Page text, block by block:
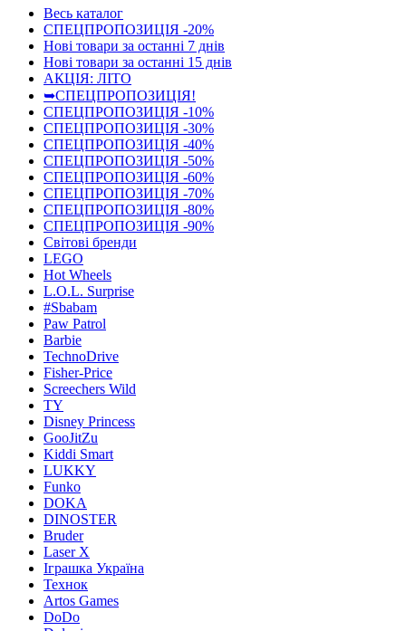
Весь каталог
СПЕЦПРОПОЗИЦІЯ -20%
Нові товари за останнi 7 днiв
Нові товари за останнi 15 днiв
АКЦІЯ: ЛІТО
➥СПЕЦПРОПОЗИЦІЯ!
СПЕЦПРОПОЗИЦІЯ -10%
СПЕЦПРОПОЗИЦІЯ -30%
СПЕЦПРОПОЗИЦІЯ -40%
СПЕЦПРОПОЗИЦІЯ -50%
СПЕЦПРОПОЗИЦІЯ -60%
СПЕЦПРОПОЗИЦІЯ -70%
СПЕЦПРОПОЗИЦІЯ -80%
СПЕЦПРОПОЗИЦІЯ -90%
Світові бренди
LEGO
Hot Wheels
L.O.L. Surprise
#Sbabam
Paw Patrol
Barbie
TechnoDrive
Fisher-Price
Screechers Wild
TY
Disney Princess
GooJitZu
Kiddi Smart
LUKKY
Funko
DOKA
DINOSTER
Bruder
Laser X
Іграшка Україна
Технок
Artos Games
DoDo